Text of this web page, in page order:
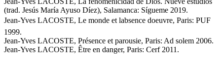
(trad. Jesús María Ayuso Díez), Salamanca: Sígueme 2019.
Jean-Yves LACOSTE, Le monde et labsence doeuvre, Paris: PUF
1999.
Jean-Yves LACOSTE, Présence et parousie, Paris: Ad solem 2006.
Jean-Yves LACOSTE, Être en danger, Paris: Cerf 2011.